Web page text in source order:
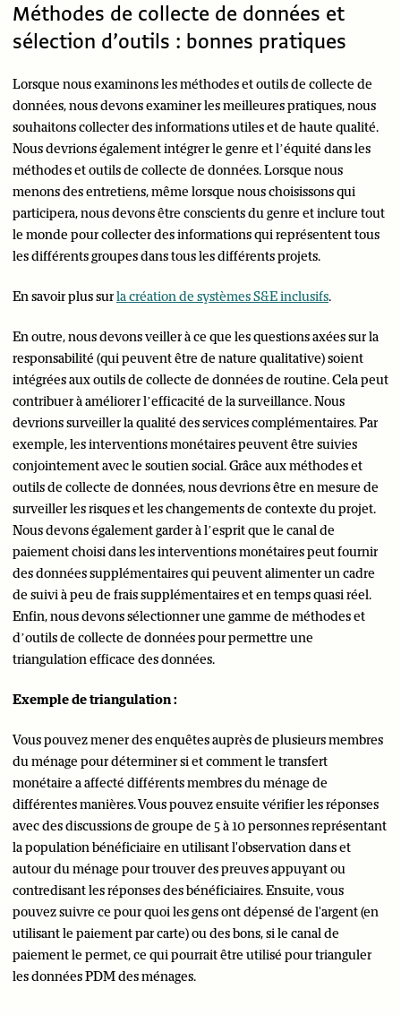
Méthodes de collecte de données et
sélection d’outils : bonnes pratiques
Lorsque nous examinons les méthodes et outils de collecte de
données, nous devons examiner les meilleures pratiques, nous
souhaitons collecter des informations utiles et de haute qualité.
Nous devrions également intégrer le genre et l’équité dans les
méthodes et outils de collecte de données. Lorsque nous
menons des entretiens, même lorsque nous choisissons qui
participera, nous devons être conscients du genre et inclure tout
le monde pour collecter des informations qui représentent tous
les différents groupes dans tous les différents projets.
En savoir plus surla création de systèmes S&E inclusifs.
En outre, nous devons veiller à ce que les questions axées sur la
responsabilité (qui peuvent être de nature qualitative) soient
intégrées aux outils de collecte de données de routine. Cela peut
contribuer à améliorer l’efficacité de la surveillance. Nous
devrions surveiller la qualité des services complémentaires. Par
exemple, les interventions monétaires peuvent être suivies
conjointement avec le soutien social. Grâce aux méthodes et
outils de collecte de données, nous devrions être en mesure de
surveiller les risques et les changements de contexte du projet.
Nous devons également garder à l’esprit que le canal de
paiement choisi dans les interventions monétaires peut fournir
des données supplémentaires qui peuvent alimenter un cadre
de suivi à peu de frais supplémentaires et en temps quasi réel.
Enfin, nous devons sélectionner une gamme de méthodes et
d’outils de collecte de données pour permettre une
triangulation efficace des données.
Exemple de triangulation :
Vous pouvez mener des enquêtes auprès de plusieurs membres
du ménage pour déterminer si et comment le transfert
monétaire a affecté différents membres du ménage de
différentes manières. Vous pouvez ensuite vérifier les réponses
avec des discussions de groupe de 5 à 10 personnes représentant
la population bénéficiaire en utilisant l'observation dans et
autour du ménage pour trouver des preuves appuyant ou
contredisant les réponses des bénéficiaires. Ensuite, vous
pouvez suivre ce pour quoi les gens ont dépensé de l'argent (en
utilisant le paiement par carte) ou des bons, si le canal de
paiement le permet, ce qui pourrait être utilisé pour trianguler
les données PDM des ménages.